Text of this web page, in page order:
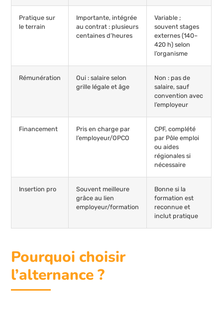
Pratique sur
le terrain
Importante, intégrée
au contrat : plusieurs
centaines d’heures
Variable ;
souvent stages
externes (140–
420 h) selon
l’organisme
Rémunération
Oui : salaire selon
grille légale et âge
Non : pas de
salaire, sauf
convention avec
l’employeur
Financement
Pris en charge par
l’employeur/OPCO
CPF, complété
par Pôle emploi
ou aides
régionales si
nécessaire
Insertion pro
Souvent meilleure
grâce au lien
employeur/formation
Bonne si la
formation est
reconnue et
inclut pratique
Pourquoi choisir
l’alternance ?